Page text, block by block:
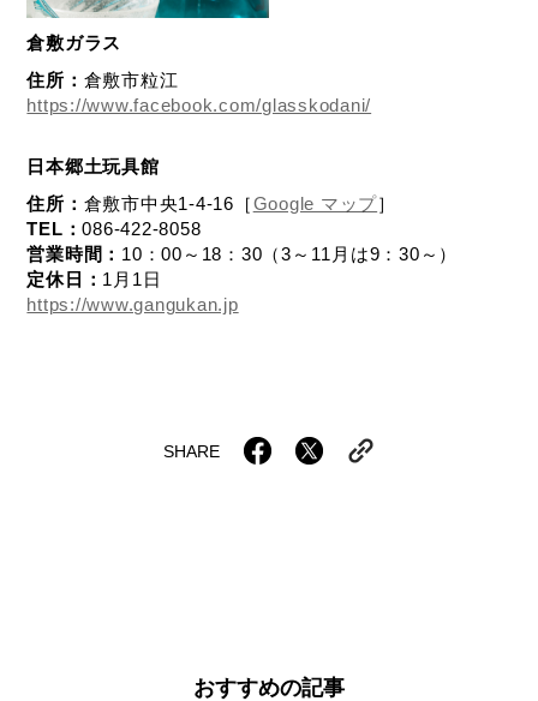
倉敷ガラス
住所： 倉敷市粒江
https://www.facebook.com/glasskodani/
日本郷土玩具館
住所： 倉敷市中央1-4-16［Google マップ］
TEL：086-422-8058
営業時間： 10：00～18：30（3～11月は9：30～）
定休日： 1月1日
https://www.gangukan.jp
SHARE
おすすめの記事